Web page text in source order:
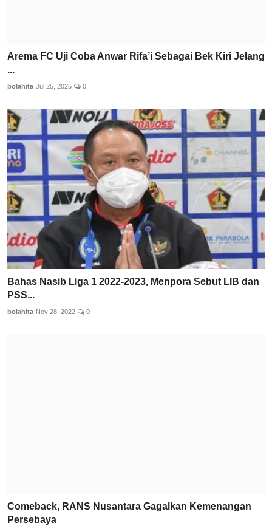
Arema FC Uji Coba Anwar Rifa’i Sebagai Bek Kiri Jelang
...
bolahita Jul 25, 2025 0
Bahas Nasib Liga 1 2022-2023, Menpora Sebut LIB dan
PSS...
bolahita Nov 28, 2022 0
Comeback, RANS Nusantara Gagalkan Kemenangan
Persebaya